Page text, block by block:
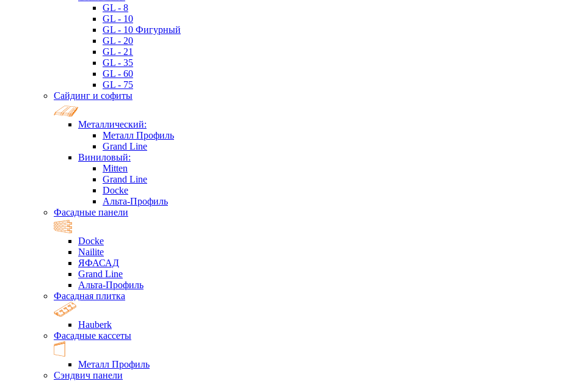
GL - 8
GL - 10
GL - 10 Фигурный
GL - 20
GL - 21
GL - 35
GL - 60
GL - 75
Сайдинг и софиты
Металлический:
Металл Профиль
Grand Line
Виниловый:
Mitten
Grand Line
Docke
Альта-Профиль
Фасадные панели
Docke
Nailite
ЯФАСАД
Grand Line
Альта-Профиль
Фасадная плитка
Hauberk
Фасадные кассеты
Металл Профиль
Сэндвич панели